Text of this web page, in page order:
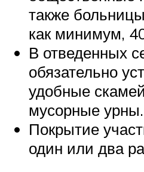
также
как минимум,
В отведенных
обязательно
удобные
мусорные урны.
Покрытие
один или два